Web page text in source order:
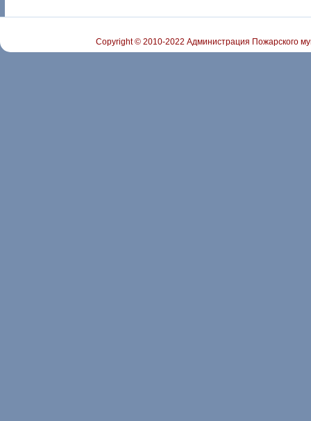
Copyright © 2010-2022 Администрация Пожарского